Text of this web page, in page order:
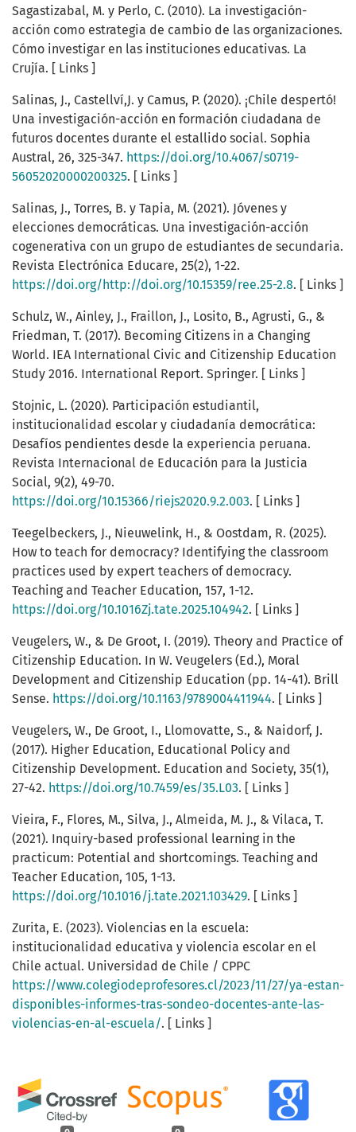
Sagastizabal, M. y Perlo, C. (2010). La investigación-
acción como estrategia de cambio de las organizaciones.
Cómo investigar en las instituciones educativas. La
Crujía. [ Links ]
Salinas, J., Castellví,J. y Camus, P. (2020). ¡Chile despertó!
Una investigación-acción en formación ciudadana de
futuros docentes durante el estallido social. Sophia
Austral, 26, 325-347. https://doi.org/10.4067/s0719-
56052020000200325. [ Links ]
Salinas, J., Torres, B. y Tapia, M. (2021). Jóvenes y
elecciones democráticas. Una investigación-acción
cogenerativa con un grupo de estudiantes de secundaria.
Revista Electrónica Educare, 25(2), 1-22.
https://doi.org/http://doi.org/10.15359/ree.25-2.8. [ Links ]
Schulz, W., Ainley, J., Fraillon, J., Losito, B., Agrusti, G., &
Friedman, T. (2017). Becoming Citizens in a Changing
World. IEA International Civic and Citizenship Education
Study 2016. International Report. Springer. [ Links ]
Stojnic, L. (2020). Participación estudiantil,
institucionalidad escolar y ciudadanía democrática:
Desafíos pendientes desde la experiencia peruana.
Revista Internacional de Educación para la Justicia
Social, 9(2), 49-70.
https://doi.org/10.15366/riejs2020.9.2.003. [ Links ]
Teegelbeckers, J., Nieuwelink, H., & Oostdam, R. (2025).
How to teach for democracy? Identifying the classroom
practices used by expert teachers of democracy.
Teaching and Teacher Education, 157, 1-12.
https://doi.org/10.1016Zj.tate.2025.104942. [ Links ]
Veugelers, W., & De Groot, I. (2019). Theory and Practice of
Citizenship Education. In W. Veugelers (Ed.), Moral
Development and Citizenship Education (pp. 14-41). Brill
Sense. https://doi.org/10.1163/9789004411944. [ Links ]
Veugelers, W., De Groot, I., Llomovatte, S., & Naidorf, J.
(2017). Higher Education, Educational Policy and
Citizenship Development. Education and Society, 35(1),
27-42. https://doi.org/10.7459/es/35.L03. [ Links ]
Vieira, F., Flores, M., Silva, J., Almeida, M. J., & Vilaca, T.
(2021). Inquiry-based professional learning in the
practicum: Potential and shortcomings. Teaching and
Teacher Education, 105, 1-13.
https://doi.org/10.1016/j.tate.2021.103429. [ Links ]
Zurita, E. (2023). Violencias en la escuela:
institucionalidad educativa y violencia escolar en el
Chile actual. Universidad de Chile / CPPC
https://www.colegiodeprofesores.cl/2023/11/27/ya-estan-
disponibles-informes-tras-sondeo-docentes-ante-las-
violencias-en-al-escuela/. [ Links ]